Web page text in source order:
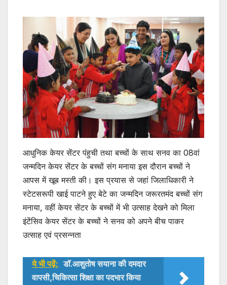
आधुनिक केयर सेंटर पंहुची तथा बच्चों के साथ सनव का 08वां
जन्मदिन केयर सेंटर के बच्चों संग मनाया इस दौरान बच्चों ने
आपस में खूब मस्ती की। इस प्रयास से जहां जिलाधिकारी ने
स्टेटसरूपी खाई पाटने हुए बेटे का जन्मदिन जरूरतमंद बच्चों संग
मनाया, वहीं केयर सेंटर के बच्चों में भी उत्साह देखने को मिला
इंटेंसिव केयर सेंटर के बच्चों ने सनव को अपने बीच पाकर
उत्साह एवं प्रसन्नता
ये भी पढ़ें: डॉ.आशुतोष सयाना की दमदार
वापसी,चिकित्सा शिक्षा का पदभार किया